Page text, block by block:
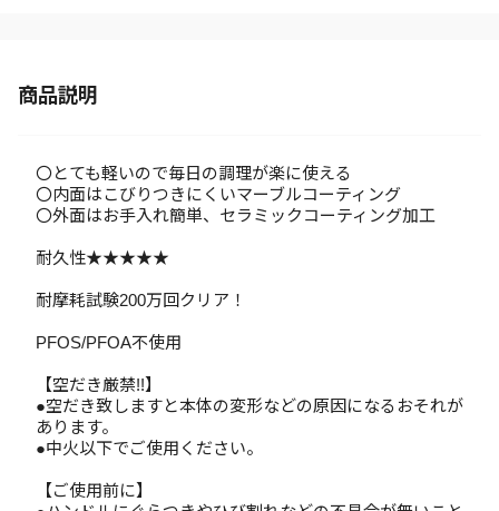
商品説明
〇とても軽いので毎日の調理が楽に使える
〇内面はこびりつきにくいマーブルコーティング
〇外面はお手入れ簡単、セラミックコーティング加工
耐久性★★★★★
耐摩耗試験200万回クリア！
PFOS/PFOA不使用
【空だき厳禁!!】
●空だき致しますと本体の変形などの原因になるおそれが
あります。
●中火以下でご使用ください。
【ご使用前に】